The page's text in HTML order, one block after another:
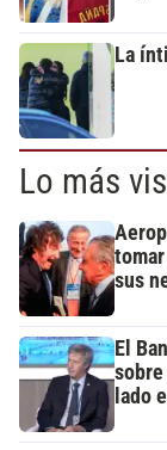
La
Lo más
sus
El
lado